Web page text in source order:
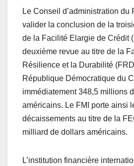
Le Conseil d’administration du
valider la conclusion de la
de la Facilité Elargie de Crédit
deuxième revue au titre de la
Résilience et la Durabilité
République Démocratique du
immédiatement 348,5 millions
américains. Le FMI porte ainsi
décaissements au titre de la
milliard de dollars américains.
L’institution financière